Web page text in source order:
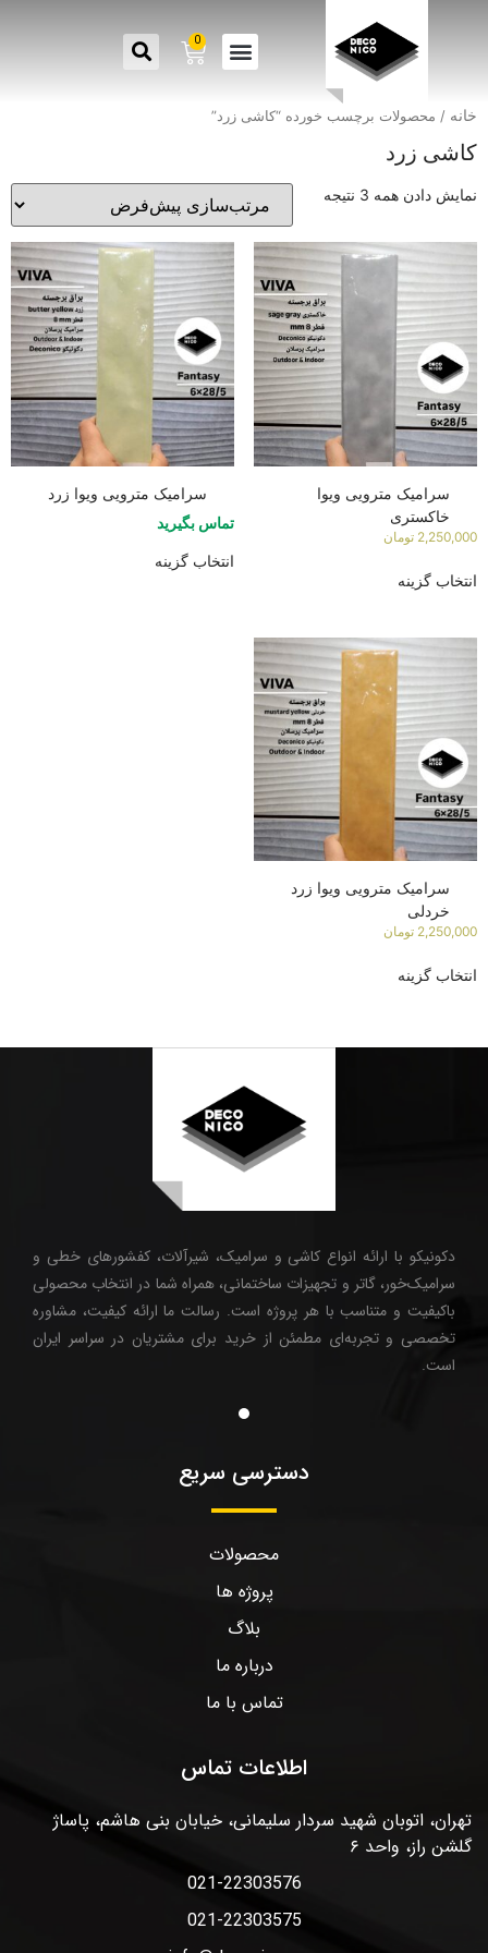
0
خانه / محصولات برچسب خورده “کاشی زرد”
کاشی زرد
نمایش دادن همه 3 نتیجه
سرامیک مترویی ویوا
خاکستری
2,250,000 تومان
انتخاب گزینه
سرامیک مترویی ویوا زرد
تماس بگیرید
انتخاب گزینه
سرامیک مترویی ویوا زرد
خردلی
2,250,000 تومان
انتخاب گزینه
دکونیکو با ارائه انواع کاشی و سرامیک، شیرآلات، کفشورهای خطی و
سرامیک‌خور، گاتر و تجهیزات ساختمانی، همراه شما در انتخاب محصولی
باکیفیت و متناسب با هر پروژه است. رسالت ما ارائه کیفیت، مشاوره
تخصصی و تجربه‌ای مطمئن از خرید برای مشتریان در سراسر ایران
است.
دسترسی سریع
محصولات
پروژه ها
بلاگ
درباره ما
تماس با ما
اطلاعات تماس
تهران، اتوبان شهید سردار سلیمانی، خیابان بنی هاشم، پاساژ
گلشن راز، واحد ۶
021-22303576
021-22303575